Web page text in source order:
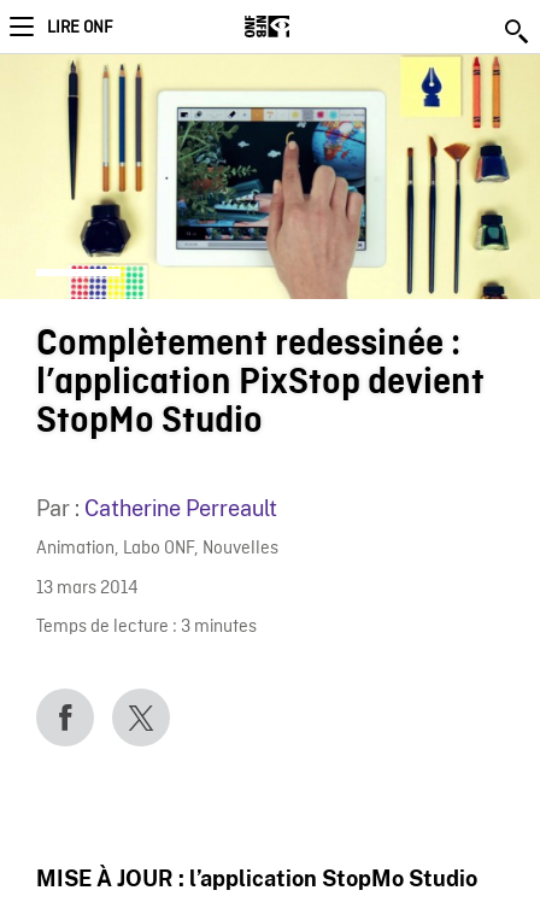
LIRE ONF
Complètement redessinée :
l’application PixStop devient
StopMo Studio
Par : Catherine Perreault
Animation, Labo ONF, Nouvelles
13 mars 2014
Temps de lecture : 3 minutes
MISE À JOUR : l’application StopMo Studio